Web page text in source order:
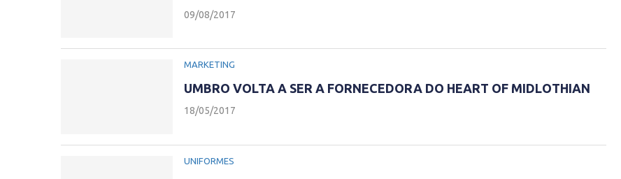
09/08/2017
MARKETING
UMBRO VOLTA A SER A FORNECEDORA DO HEART OF MIDLOTHIAN
18/05/2017
UNIFORMES